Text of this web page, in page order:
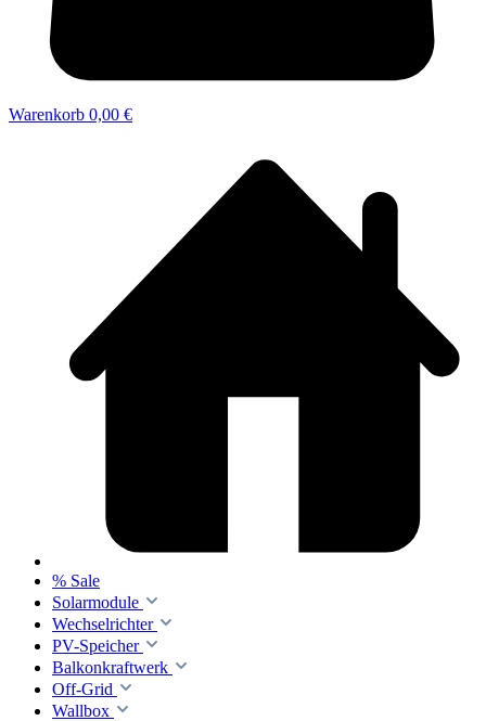
Warenkorb 0,00 €
% Sale
Solarmodule
Wechselrichter
PV-Speicher
Balkonkraftwerk
Off-Grid
Wallbox